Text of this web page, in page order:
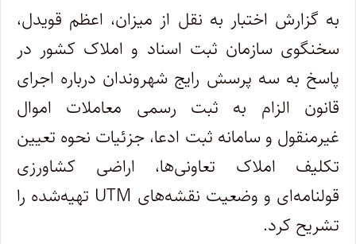
به گزارش اختبار به نقل از میزان، اعظم قویدل،
سخنگوی سازمان ثبت اسناد و املاک کشور در
پاسخ به سه پرسش رایج شهروندان درباره اجرای
قانون الزام به ثبت رسمی معاملات اموال
غیرمنقول و سامانه ثبت ادعا، جزئیات نحوه تعیین
تکلیف املاک تعاونی‌ها، اراضی کشاورزی
قولنامه‌ای و وضعیت نقشه‌های UTM تهیه‌شده را
تشریح کرد.